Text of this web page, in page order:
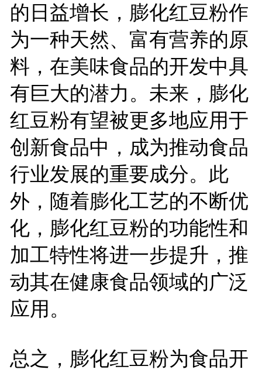
的日益增长，膨化红豆粉作
为一种天然、富有营养的原
料，在美味食品的开发中具
有巨大的潜力。未来，膨化
红豆粉有望被更多地应用于
创新食品中，成为推动食品
行业发展的重要成分。此
外，随着膨化工艺的不断优
化，膨化红豆粉的功能性和
加工特性将进一步提升，推
动其在健康食品领域的广泛
应用。
总之，膨化红豆粉为食品开